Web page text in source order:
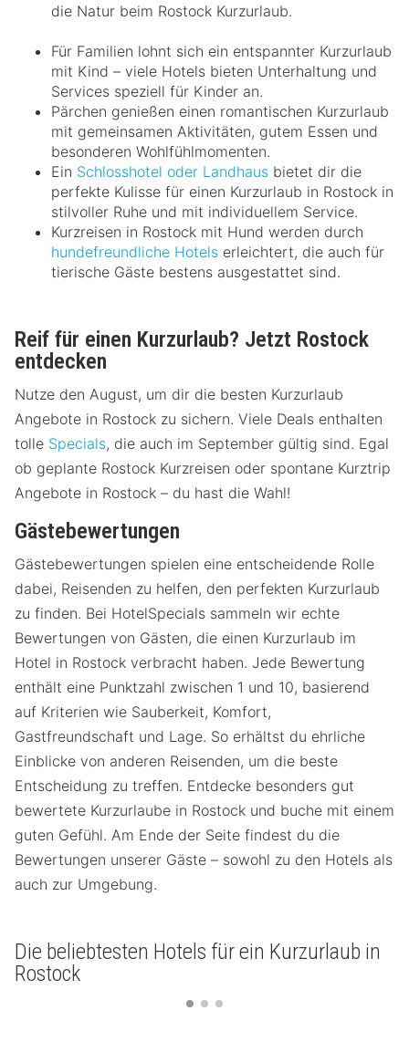
die Natur beim Rostock Kurzurlaub.
Für Familien lohnt sich ein entspannter Kurzurlaub
mit Kind – viele Hotels bieten Unterhaltung und
Services speziell für Kinder an.
Pärchen genießen einen romantischen Kurzurlaub
mit gemeinsamen Aktivitäten, gutem Essen und
besonderen Wohlfühlmomenten.
Ein Schlosshotel oder Landhaus bietet dir die
perfekte Kulisse für einen Kurzurlaub in Rostock in
stilvoller Ruhe und mit individuellem Service.
Kurzreisen in Rostock mit Hund werden durch
hundefreundliche Hotels erleichtert, die auch für
tierische Gäste bestens ausgestattet sind.
Reif für einen Kurzurlaub? Jetzt Rostock
entdecken
Nutze den August, um dir die besten Kurzurlaub
Angebote in Rostock zu sichern. Viele Deals enthalten
tolle Specials, die auch im September gültig sind. Egal
ob geplante Rostock Kurzreisen oder spontane Kurztrip
Angebote in Rostock – du hast die Wahl!
Gästebewertungen
Gästebewertungen spielen eine entscheidende Rolle
dabei, Reisenden zu helfen, den perfekten Kurzurlaub
zu finden. Bei HotelSpecials sammeln wir echte
Bewertungen von Gästen, die einen Kurzurlaub im
Hotel in Rostock verbracht haben. Jede Bewertung
enthält eine Punktzahl zwischen 1 und 10, basierend
auf Kriterien wie Sauberkeit, Komfort,
Gastfreundschaft und Lage. So erhältst du ehrliche
Einblicke von anderen Reisenden, um die beste
Entscheidung zu treffen. Entdecke besonders gut
bewertete Kurzurlaube in Rostock und buche mit einem
guten Gefühl. Am Ende der Seite findest du die
Bewertungen unserer Gäste – sowohl zu den Hotels als
auch zur Umgebung.
Die beliebtesten Hotels für ein Kurzurlaub in
Rostock